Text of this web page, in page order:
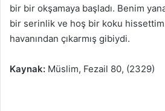
bir bir okşamaya başladı. Benim
bir serinlik ve hoş bir koku
havanından çıkarmış gibiydi.
Kaynak: Müslim, Fezail 80, (2329)